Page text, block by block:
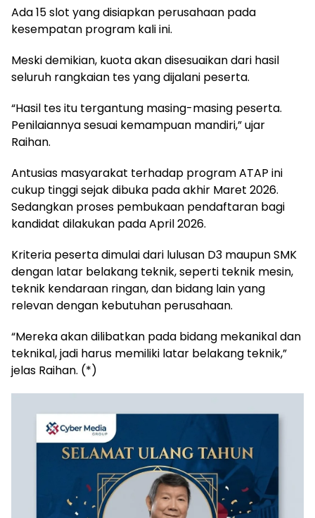
‎Ada 15 slot yang disiapkan perusahaan pada
kesempatan program kali ini.
‎Meski demikian, kuota akan disesuaikan dari hasil
seluruh rangkaian tes yang dijalani peserta.
‎“Hasil tes itu tergantung masing-masing peserta.
Penilaiannya sesuai kemampuan mandiri,” ujar
Raihan.
‎Antusias masyarakat terhadap program ATAP ini
cukup tinggi sejak dibuka pada akhir Maret 2026.
Sedangkan proses pembukaan pendaftaran bagi
kandidat dilakukan pada April 2026.
‎Kriteria peserta dimulai dari lulusan D3 maupun SMK
dengan latar belakang teknik, seperti teknik mesin,
teknik kendaraan ringan, dan bidang lain yang
relevan dengan kebutuhan perusahaan.
‎“Mereka akan dilibatkan pada bidang mekanikal dan
teknikal, jadi harus memiliki latar belakang teknik,”
jelas Raihan. (*)